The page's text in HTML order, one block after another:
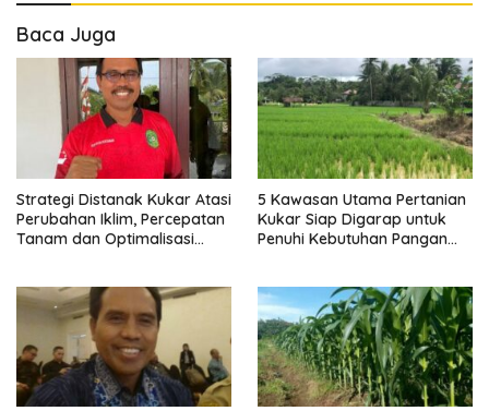
Baca Juga
Strategi Distanak Kukar Atasi
Perubahan Iklim, Percepatan
Tanam dan Optimalisasi
5 Kawasan Utama Pertanian
Kukar Siap Digarap untuk
Penuhi Kebutuhan Pangan